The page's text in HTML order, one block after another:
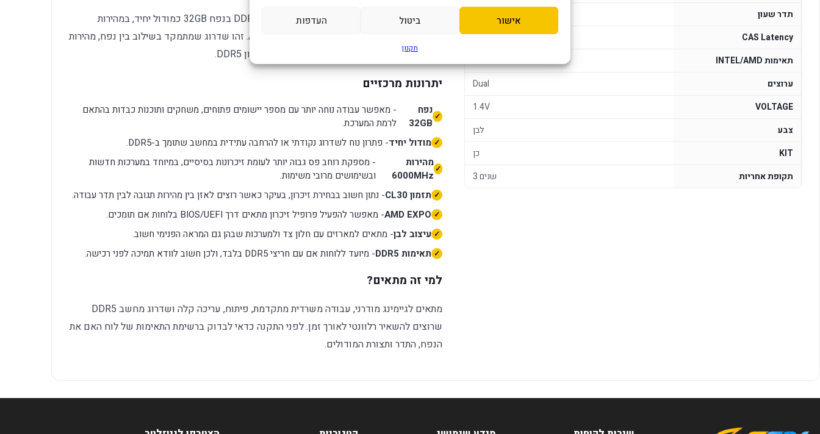
אישור ביטול העדפות
תקנון
תדר שעון
CAS Latency
30
תאימות INTEL/AMD
ערוצים
Dual
VOLTAGE
1.4V
צבע
לבן
KIT
כן
תקופת אחריות
3 שנים
Kingston Fury Beast הוא זיכרון לנייחים בתקן DDR5 בנפח 32GB כמודול יחיד, במהירות
6000MHz בתזמון CL30 עם פרופיל AMD EXPO. זהו שדרוג שמתמקד בשילוב בין נפח, מהירות
ותאימות למערכות נייחות עדכניות שתומכות בזיכרון DDR5.
יתרונות מרכזיים
נפח
32GB
- מאפשר עבודה נוחה יותר עם מספר יישומים פתוחים, משחקים ותוכנות כבדות בהתאם
לרמת המערכת.
מודול יחיד- פתרון נוח לשדרוג נקודתי או להרחבה עתידית במחשב שתומך ב-DDR5.
מהירות
6000MHz
- מספקת רוחב פס גבוה יותר לעומת זיכרונות בסיסיים, במיוחד במערכות חדשות
ובשימושים מרובי משימות.
תזמון CL30
- נתון חשוב בבחירת זיכרון, בעיקר כאשר רוצים לאזן בין מהירות תגובה לבין תדר עבודה.
AMD EXPO- מאפשר להפעיל פרופיל זיכרון מתאים דרך BIOS/UEFI בלוחות אם תומכים.
עיצוב לבן- מתאים למארזים עם חלון צד ולמערכות שבהן גם המראה הפנימי חשוב.
תאימות DDR5
- מיועד ללוחות אם עם חריצי DDR5 בלבד, ולכן חשוב לוודא תמיכה לפני רכישה.
למי זה מתאים?
מתאים לגיימינג מודרני, עבודה משרדית מתקדמת, פיתוח, עריכה קלה ושדרוג מחשב DDR5
שרוצים להשאיר רלוונטי לאורך זמן. לפני התקנה כדאי לבדוק ברשימת התאימות של לוח האם את
הנפח, התדר ותצורת המודולים.